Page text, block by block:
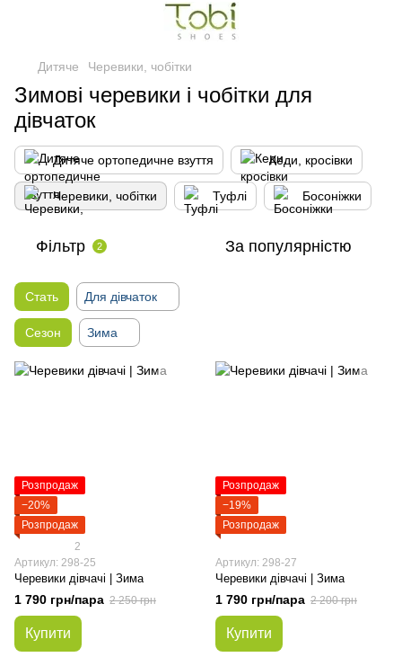
Дитяче Черевики, чобітки
Зимові черевики і чобітки для
дівчаток
Дитяче ортопедичне взуття Кеди, кросівки
Черевики, чобітки Туфлі Босоніжки
Фільтр 2 За популярністю
Стать Для дівчаток
Сезон Зима
Розпродаж
−20%
Розпродаж
2
Артикул: 298-25
Черевики дівчачі | Зима
1 790 грн/пара 2 250 грн
Купити
Розпродаж
−19%
Розпродаж
Артикул: 298-27
Черевики дівчачі | Зима
1 790 грн/пара 2 200 грн
Купити